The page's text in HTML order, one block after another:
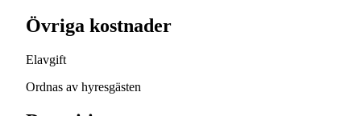
Övriga kostnader
Elavgift
Ordnas av hyresgästen